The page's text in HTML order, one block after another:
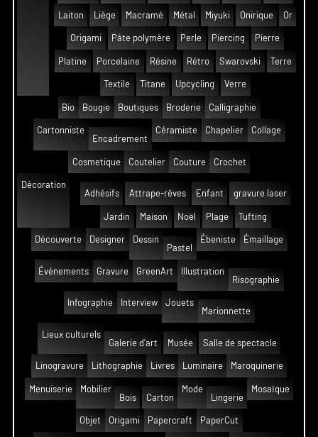
Laiton Liège Macramé Métal Miyuki Onirique Or
Origami Pâte polymère Perle Piercing Pierre
Platine Porcelaine Résine Rétro Swarovski Terre
Textile Titane Upcycling Verre
Bio Bougie Boutiques Broderie Calligraphie
Cartonniste
Encadrement
Céramiste Chapelier Collage
Cosmetique Coutelier Couture Crochet
Décoration
Adhésifs
Attrape-rêves Enfant gravure laser
Jardin Maison Noël Plage Tufting
Découverte Designer
Dessin
Pastel
Ébeniste Émaillage
Événements Gravure GreenArt
Illustration
Risographie
Infographie Interview
Jouets
Marionnette
Lieux culturels
Galerie d'art
Musée Salle de spectacle
Linogravure Lithographie Livres Luminaire Maroquinerie
Menuiserie
Mobilier
Bois
Carton
Mode
Lingerie
Mosaïque
Objet Origami Papercraft PaperCut